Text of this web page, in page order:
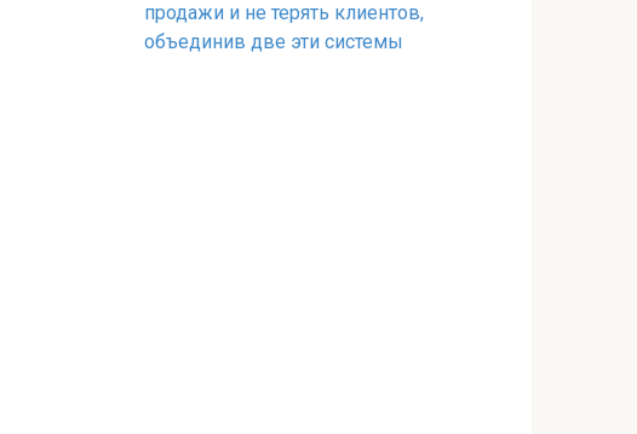
продажи и не терять клиентов,
объединив две эти системы